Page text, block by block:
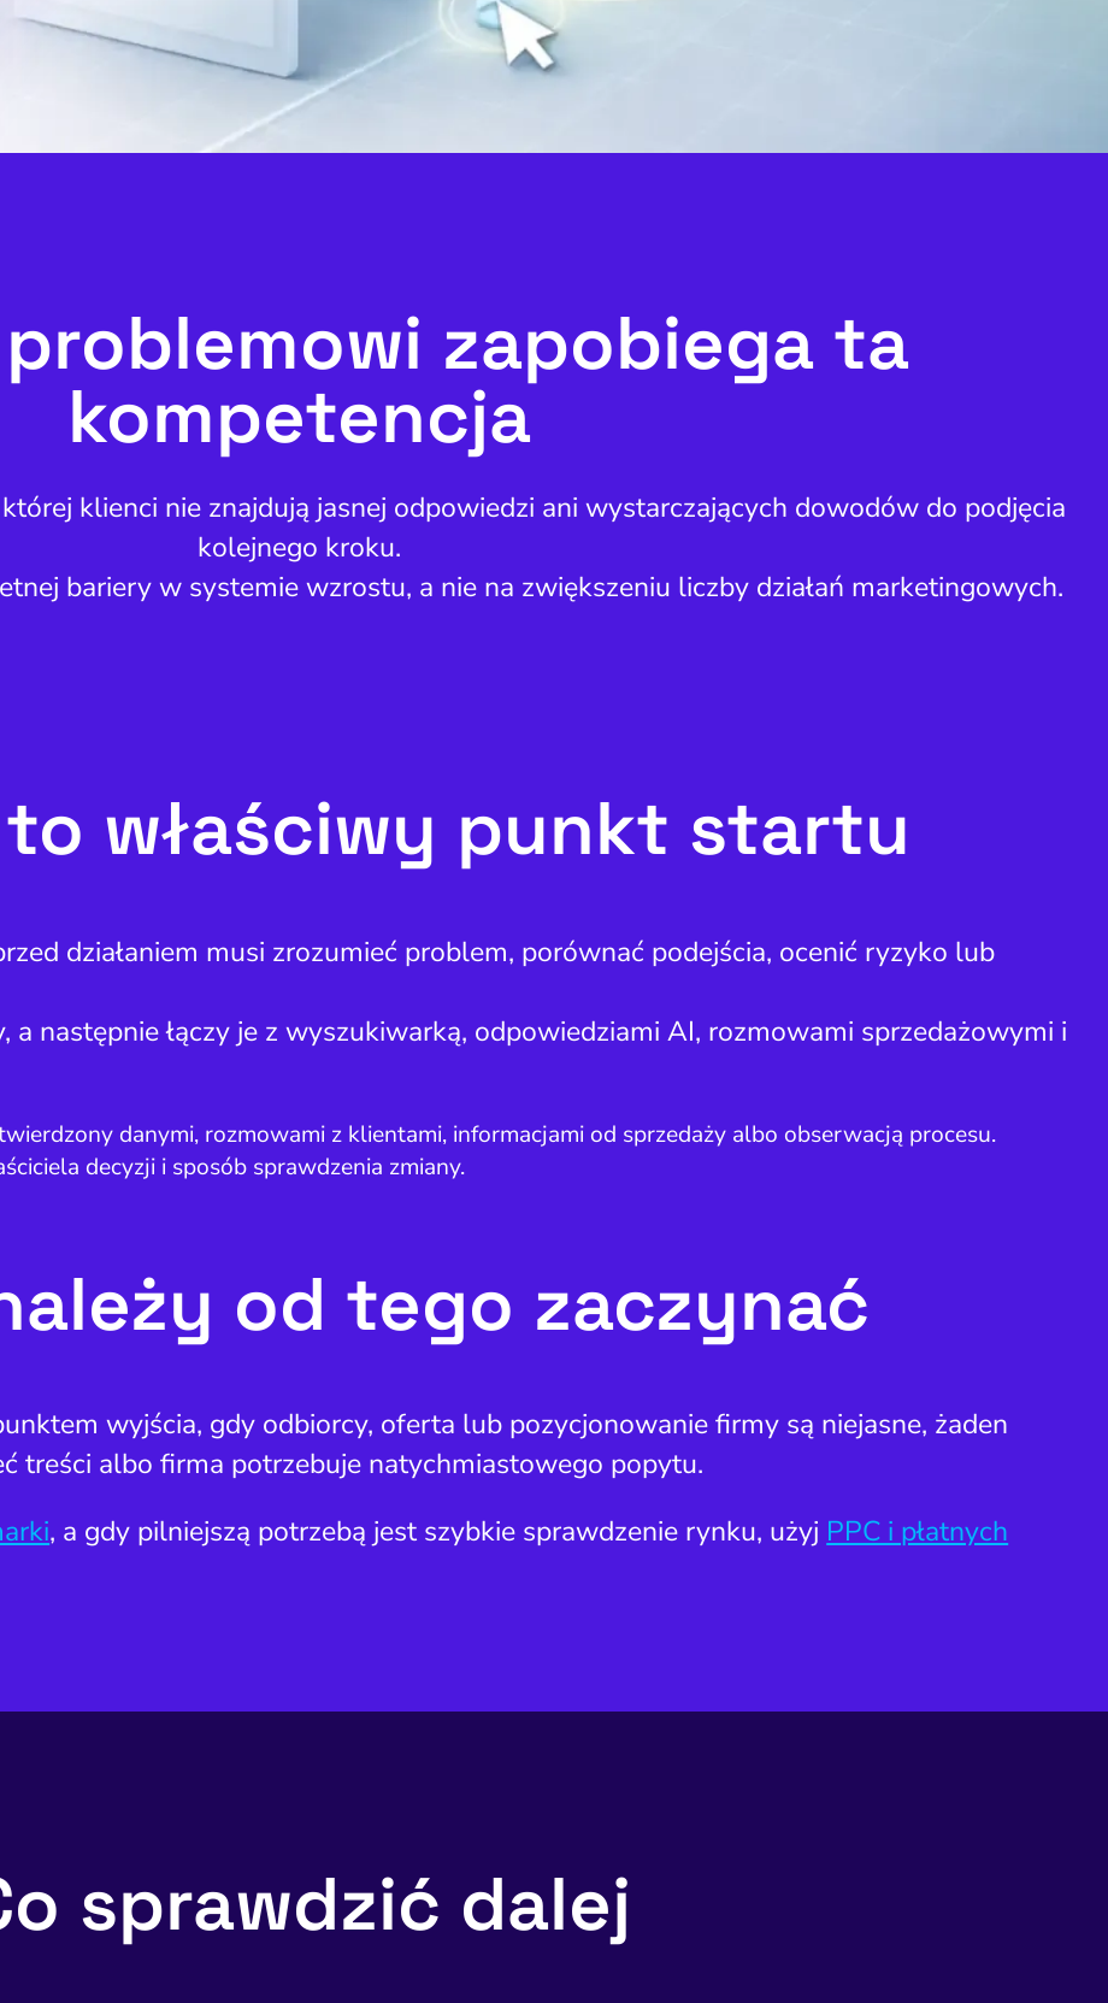
zapobiega ta
kompetencja
klienci nie znajdują jasnej odpowiedzi ani wystarczających dowodów do podjęcia
kolejnego kroku.
bariery w systemie wzrostu, a nie na zwiększeniu liczby działań marketingowych.
właściwy punkt startu
działaniem musi zrozumieć problem, porównać podejścia, ocenić ryzyko lub
następnie łączy je z wyszukiwarką, odpowiedziami AI, rozmowami sprzedażowymi i
danymi, rozmowami z klientami, informacjami od sprzedaży albo obserwacją procesu.
decyzji i sposób sprawdzenia zmiany.
od tego zaczynać
wyjścia, gdy odbiorcy, oferta lub pozycjonowanie firmy są niejasne, żaden
treści albo firma potrzebuje natychmiastowego popytu.
, a gdy pilniejszą potrzebą jest szybkie sprawdzenie rynku, użyj PPC i płatnych
sprawdzić dalej